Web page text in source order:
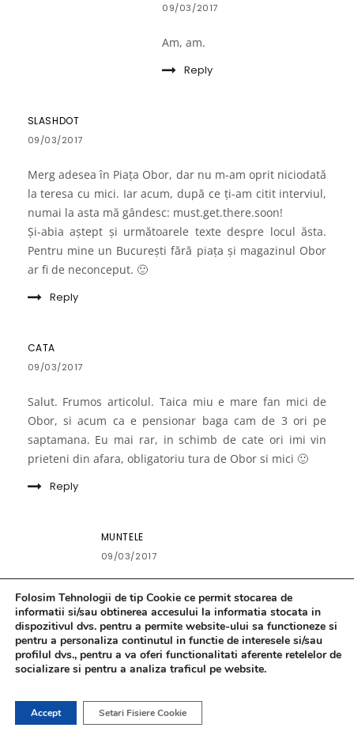
09/03/2017
Am, am.
Reply
SLASHDOT
09/03/2017
Merg adesea în Piaţa Obor, dar nu m-am oprit niciodată
la teresa cu mici. Iar acum, după ce ţi-am citit interviul,
numai la asta mă gândesc: must.get.there.soon!
Şi-abia aştept şi următoarele texte despre locul ăsta.
Pentru mine un Bucureşti fără piaţa şi magazinul Obor
ar fi de neconceput. 🙂
Reply
CATA
09/03/2017
Salut. Frumos articolul. Taica miu e mare fan mici de
Obor, si acum ca e pensionar baga cam de 3 ori pe
saptamana. Eu mai rar, in schimb de cate ori imi vin
prieteni din afara, obligatoriu tura de Obor si mici 🙂
Reply
MUNTELE
09/03/2017
Să-ți iei om la vorbă. Neapărat. 🙂
Reply
CATA
Am notat. 🙂
Folosim Tehnologii de tip Cookie ce permit stocarea de
informatii si/sau obtinerea accesului la informatia stocata in
dispozitivul dvs. pentru a permite website-ului sa functioneze si
pentru a personaliza continutul in functie de interesele si/sau
profilul dvs., pentru a va oferi functionalitati aferente retelelor de
socializare si pentru a analiza traficul pe website.
Accept Setari Fisiere Cookie